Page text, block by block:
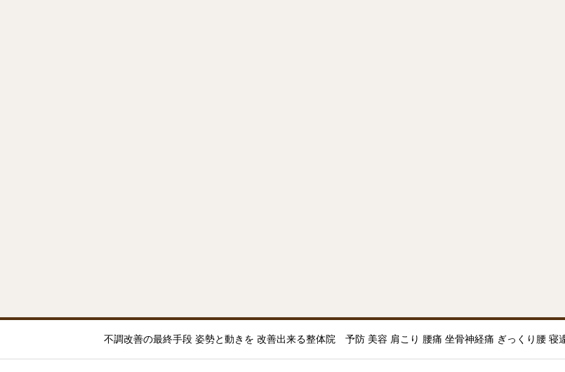
不調改善の最終手段 姿勢と動きを 改善出来る整体院 予防 美容 肩こり 腰痛 坐骨神経痛 ぎっくり腰